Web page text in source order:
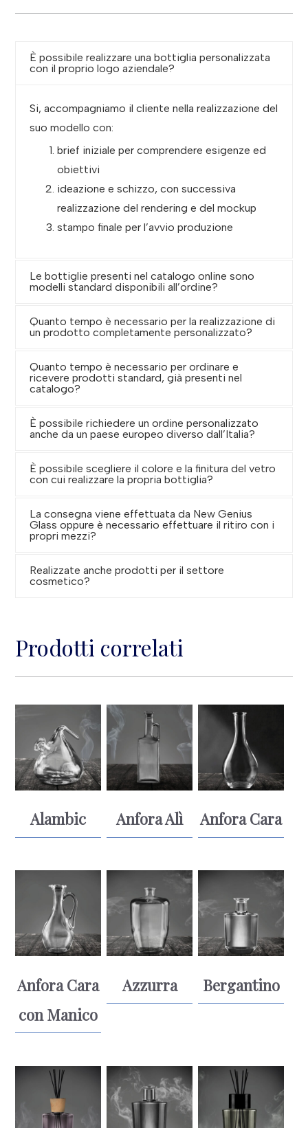
È possibile realizzare una bottiglia personalizzata
con il proprio logo aziendale?
Si, accompagniamo il cliente nella realizzazione del
suo modello con:
brief iniziale per comprendere esigenze ed
obiettivi
ideazione e schizzo, con successiva
realizzazione del rendering e del mockup
stampo finale per l’avvio produzione
Le bottiglie presenti nel catalogo online sono
modelli standard disponibili all’ordine?
Quanto tempo è necessario per la realizzazione di
un prodotto completamente personalizzato?
Quanto tempo è necessario per ordinare e
ricevere prodotti standard, già presenti nel
catalogo?
È possibile richiedere un ordine personalizzato
anche da un paese europeo diverso dall’Italia?
È possibile scegliere il colore e la finitura del vetro
con cui realizzare la propria bottiglia?
La consegna viene effettuata da New Genius
Glass oppure è necessario effettuare il ritiro con i
propri mezzi?
Realizzate anche prodotti per il settore
cosmetico?
Prodotti correlati
Alambic Anfora Alì Anfora Cara
Anfora Cara
con Manico
Azzurra Bergantino